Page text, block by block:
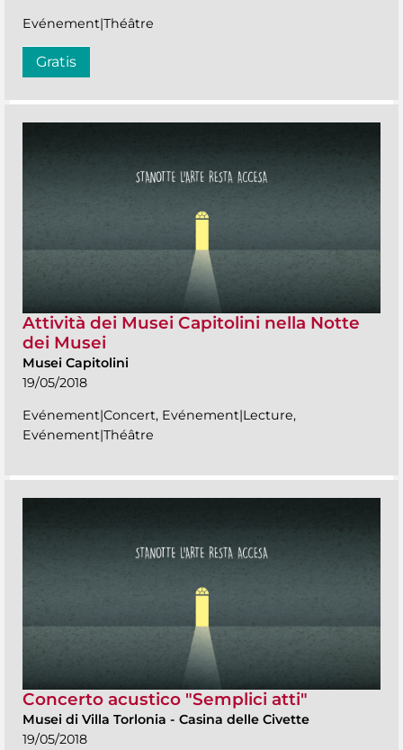
Evénement|Théâtre
Gratis
Attività dei Musei Capitolini nella Notte
dei Musei
Musei Capitolini
19/05/2018
Evénement|Concert, Evénement|Lecture,
Evénement|Théâtre
Concerto acustico "Semplici atti"
Musei di Villa Torlonia - Casina delle Civette
19/05/2018